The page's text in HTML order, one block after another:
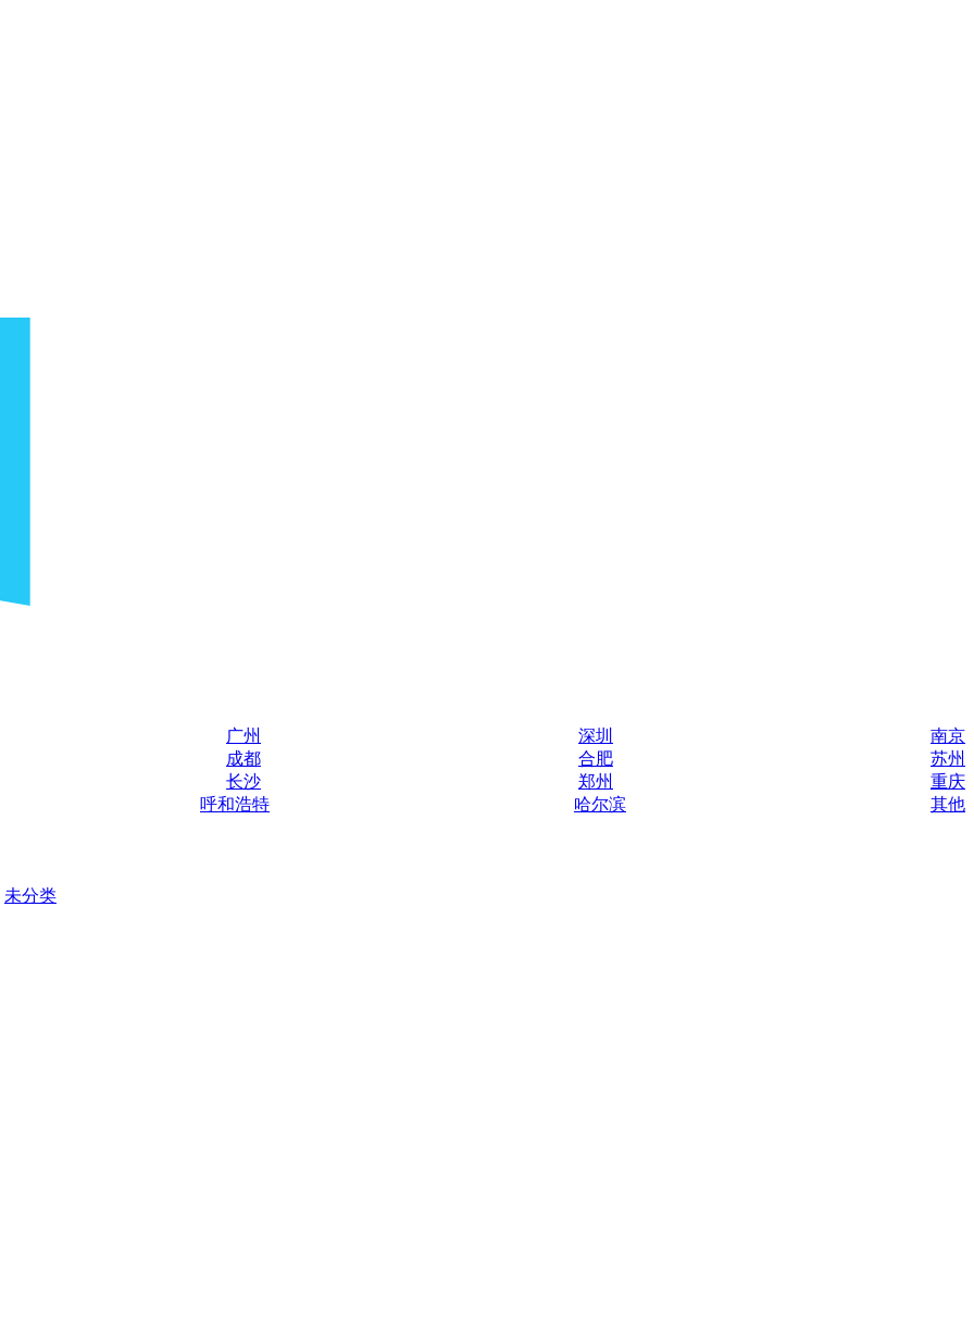
广州 深圳
南京
成都 合肥
苏州
长沙 郑州
重庆
呼和浩特 哈尔滨
其他
未分类